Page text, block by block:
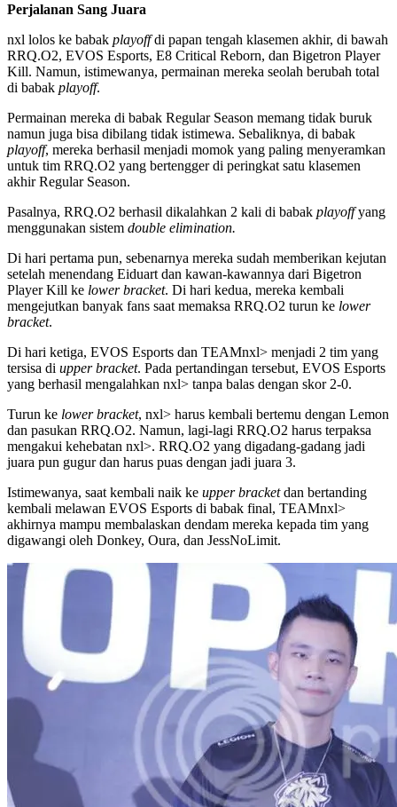
Perjalanan Sang Juara
nxl lolos ke babak playoffdi papan tengah klasemen akhir, di bawah
RRQ.O2, EVOS Esports, E8 Critical Reborn, dan Bigetron Player
Kill. Namun, istimewanya, permainan mereka seolah berubah total
di babak playoff.
Permainan mereka di babak Regular Season memang tidak buruk
namun juga bisa dibilang tidak istimewa. Sebaliknya, di babak
playoff, mereka berhasil menjadi momok yang paling menyeramkan
untuk tim RRQ.O2 yang bertengger di peringkat satu klasemen
akhir Regular Season.
Pasalnya, RRQ.O2 berhasil dikalahkan 2 kali di babak playoffyang
menggunakan sistem double elimination.
Di hari pertama pun, sebenarnya mereka sudah memberikan kejutan
setelah menendang Eiduart dan kawan-kawannya dari Bigetron
Player Kill ke lower bracket. Di hari kedua, mereka kembali
mengejutkan banyak fans saat memaksa RRQ.O2 turun ke lower
bracket.
Di hari ketiga, EVOS Esports dan TEAMnxl> menjadi 2 tim yang
tersisa di upper bracket. Pada pertandingan tersebut, EVOS Esports
yang berhasil mengalahkan nxl> tanpa balas dengan skor 2-0.
Turun ke lower bracket, nxl> harus kembali bertemu dengan Lemon
dan pasukan RRQ.O2. Namun, lagi-lagi RRQ.O2 harus terpaksa
mengakui kehebatan nxl>. RRQ.O2 yang digadang-gadang jadi
juara pun gugur dan harus puas dengan jadi juara 3.
Istimewanya, saat kembali naik ke upper bracketdan bertanding
kembali melawan EVOS Esports di babak final, TEAMnxl>
akhirnya mampu membalaskan dendam mereka kepada tim yang
digawangi oleh Donkey, Oura, dan JessNoLimit.